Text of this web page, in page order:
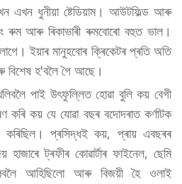
ধুনীয়া ষ্টেডিয়াম। আউটফিল্ড আৰু
ৰুম আৰু ৰিকাভাৰী ৰুমবোৰো বহুত ভাল।
ইয়াৰ মানুহবোৰ ক্ৰিকেটৰ প্ৰতি অতি
বিশেষ হ'বলৈ গৈ আছে।
পাই উৎফুল্লিত হোৱা বুলি কয় বেগী
কয় যে যোৱা বছৰ বদোদৰাত কৰ্ণাটক
কৰিছিল। প্ৰসিদ্ধই কয়, প্ৰায় এবছৰৰ
ট্ৰফীৰ কোৱাৰ্টাৰ ফাইনেল, ছেমি
আহিছিলো আৰু বিজয়ী হৈ ওলাই